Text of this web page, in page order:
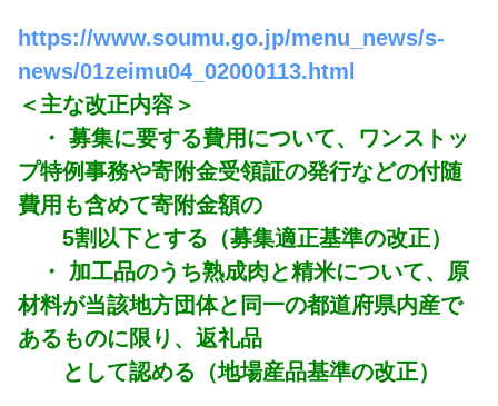
https://www.soumu.go.jp/menu_news/s-
news/01zeimu04_02000113.html
＜主な改正内容＞
・ 募集に要する費用について、ワンストッ
プ特例事務や寄附金受領証の発行などの付随
費用も含めて寄附金額の
5割以下とする（募集適正基準の改正）
・ 加工品のうち熟成肉と精米について、原
材料が当該地方団体と同一の都道府県内産で
あるものに限り、返礼品
として認める（地場産品基準の改正）